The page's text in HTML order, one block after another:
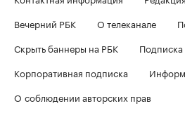
Вечерний РБК
О телеканале
Скрыть баннеры на РБК
Корпоративная подписка
О соблюдении авторских прав